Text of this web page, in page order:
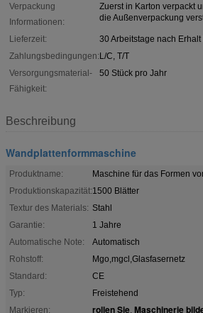
Verpackung
Informationen:
Zuerst in Karton verpackt
die Außenverpackung
Lieferzeit:
30 Arbeitstage nach
Zahlungsbedingungen:L/C, T/T
Versorgungsmaterial-
Fähigkeit:
50 Stück pro Jahr
Beschreibung
Wandplattenformmaschine
Produktname:
Maschine für das Formen
Produktionskapazität:1500 Blätter
Textur des Materials: Stahl
Garantie:
1 Jahre
Automatische Note:
Automatisch
Rohstoff:
Mgo,mgcl,Glasfasernetz
Standard:
CE
Typ:
Freistehend
Markieren:
rollen Sie, Maschinerie